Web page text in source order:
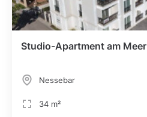
Studio-Apartment am Meer
Nessebar
34 m²